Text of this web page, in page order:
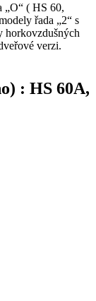
„O“ ( HS 60,
řada „2“ s
horkovzdušných
verzi.
: HS 60A,